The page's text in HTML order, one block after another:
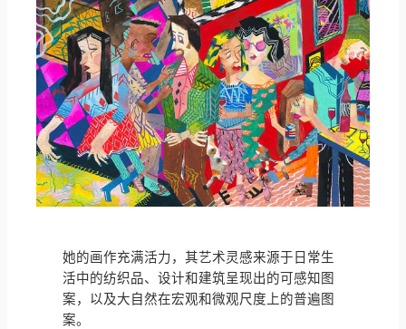
她的画作充满活力，其艺术灵感来源于日常生
活中的纺织品、设计和建筑呈现出的可感知图
案，以及大自然在宏观和微观尺度上的普遍图
案。